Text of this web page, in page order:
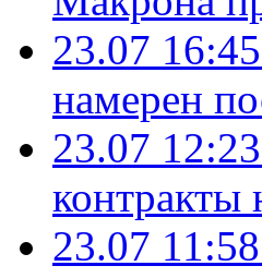
23.07 16:45
намерен
23.07 12:23
контракты
23.07 11:58